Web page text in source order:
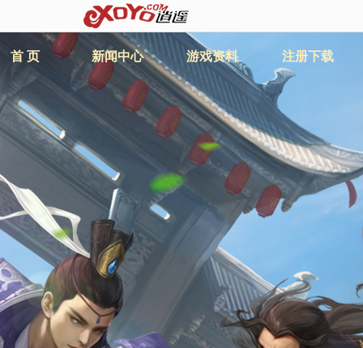
首 页 新闻中心 游戏资料 注册下载